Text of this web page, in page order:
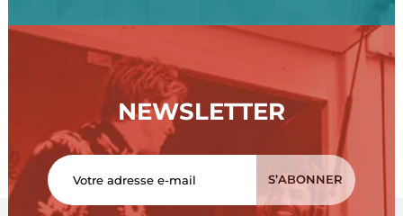
NEWSLETTER